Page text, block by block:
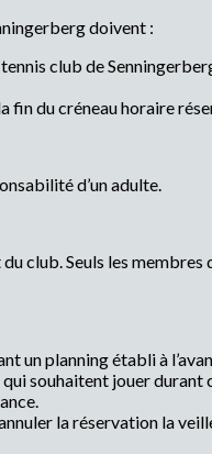
doivent :
club de
fin du créneau horaire
d’un adulte.
club. Seuls les
un planning établi à
souhaitent jouer durant
la réservation la